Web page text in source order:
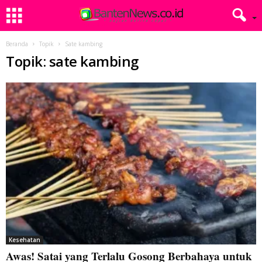
Beranda Topik Sate kambing
Topik: sate kambing
Kesehatan
Awas! Satai yang Terlalu Gosong Berbahaya untuk